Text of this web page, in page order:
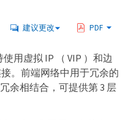
建议更改 PDF
使用虚拟 IP （ VIP ）和边
。前端网络中用于冗余的
余相结合，可提供第 3 层